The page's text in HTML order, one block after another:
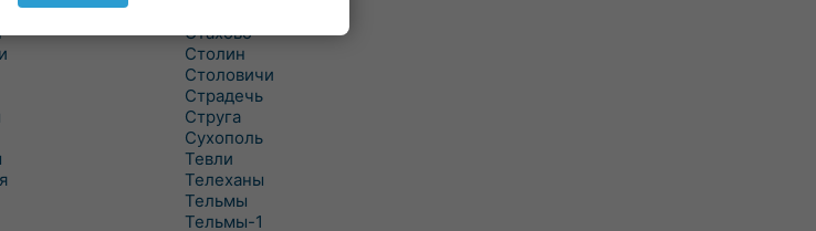
Стахово
Столин
Столовичи
Страдечь
Струга
Сухополь
Тевли
Телеханы
Тельмы
Тельмы-1